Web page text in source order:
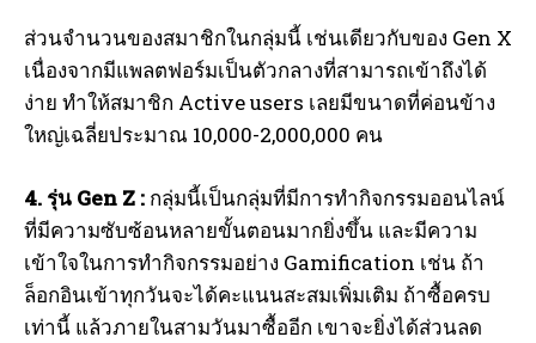
ส่วนจำนวนของสมาชิกในกลุ่มนี้ เช่นเดียวกับของ Gen X
เนื่องจากมีแพลตฟอร์มเป็นตัวกลางที่สามารถเข้าถึงได้
ง่าย ทำให้สมาชิก Active users เลยมีขนาดที่ค่อนข้าง
ใหญ่เฉลี่ยประมาณ 10,000-2,000,000 คน
4. รุ่น Gen Z : กลุ่มนี้เป็นกลุ่มที่มีการทำกิจกรรมออนไลน์
ที่มีความซับซ้อนหลายขั้นตอนมากยิ่งขึ้น และมีความ
เข้าใจในการทำกิจกรรมอย่าง Gamification เช่น ถ้า
ล็อกอินเข้าทุกวันจะได้คะแนนสะสมเพิ่มเติม ถ้าซื้อครบ
เท่านี้ แล้วภายในสามวันมาซื้ออีก เขาจะยิ่งได้ส่วนลด